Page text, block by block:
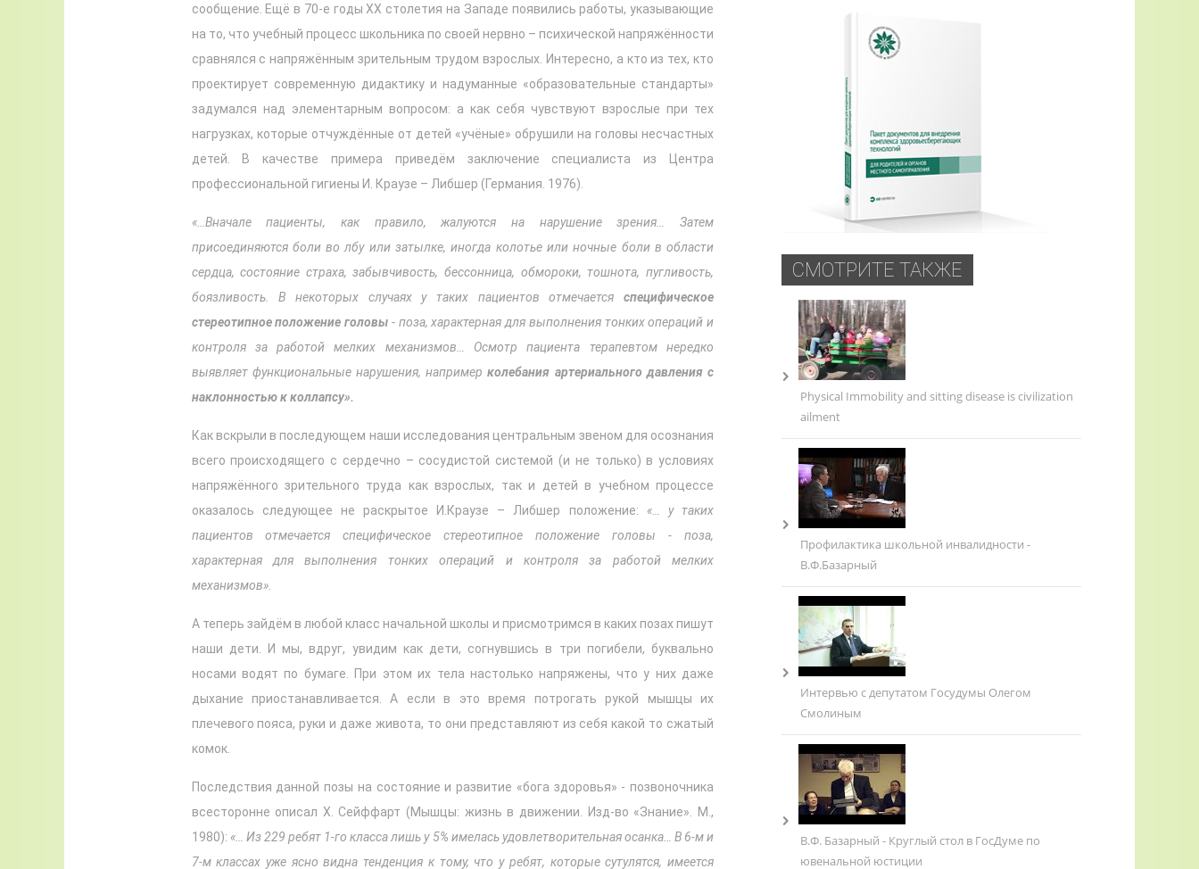
сообщение. Ещё в 70-е годы ХХ столетия на Западе появились работы, указывающие
на то, что учебный процесс школьника по своей нервно – психической напряжённости
сравнялся с напряжённым зрительным трудом взрослых. Интересно, а кто из тех, кто
проектирует современную дидактику и надуманные «образовательные стандарты»
задумался над элементарным вопросом: а как себя чувствуют взрослые при тех
нагрузках, которые отчуждённые от детей «учёные» обрушили на головы несчастных
детей. В качестве примера приведём заключение специалиста из Центра
профессиональной гигиены И. Краузе – Либшер (Германия. 1976).
«…Вначале пациенты, как правило, жалуются на нарушение зрения… Затем
присоединяются боли во лбу или затылке, иногда колотье или ночные боли в области
сердца, состояние страха, забывчивость, бессонница, обмороки, тошнота, пугливость,
боязливость. В некоторых случаях у таких пациентов отмечаетсяспецифическое
стереотипное положение головы - поза, характерная для выполнения тонких операций и
контроля за работой мелких механизмов… Осмотр пациента терапевтом нередко
выявляет функциональные нарушения, например колебания артериального давления с
наклонностью к коллапсу».
Как вскрыли в последующем наши исследования центральным звеном для осознания
всего происходящего с сердечно – сосудистой системой (и не только) в условиях
напряжённого зрительного труда как взрослых, так и детей в учебном процессе
оказалось следующее не раскрытое И.Краузе – Либшер положение: «… у таких
пациентов отмечается специфическое стереотипное положение головы - поза,
характерная для выполнения тонких операций и контроля за работой мелких
механизмов».
А теперь зайдём в любой класс начальной школы и присмотримся в каких позах пишут
наши дети. И мы, вдруг, увидим как дети, согнувшись в три погибели, буквально
носами водят по бумаге. При этом их тела настолько напряжены, что у них даже
дыхание приостанавливается. А если в это время потрогать рукой мышцы их
плечевого пояса, руки и даже живота, то они представляют из себя какой то сжатый
комок.
Последствия данной позы на состояние и развитие «бога здоровья» - позвоночника
всесторонне описал Х. Сейффарт (Мышцы: жизнь в движении. Изд-во «Знание». М.,
1980): «… Из 229 ребят 1-го класса лишь у 5% имелась удовлетворительная осанка… В 6-м и
7-м классах уже ясно видна тенденция к тому, что у ребят, которые сутулятся, имеется
СМОТРИТЕ ТАКЖЕ
Physical Immobility and sitting disease is civilization
ailment
Профилактика школьной инвалидности -
В.Ф.Базарный
Интервью с депутатом Госудумы Олегом
Смолиным
В.Ф. Базарный - Круглый стол в ГосДуме по
ювенальной юстиции